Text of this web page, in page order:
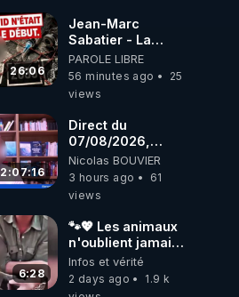
Haies
26:06
Jean-Marc
Sabatier - La
Covid-19 n'a été
que le début -
L'ARN messager
PAROLE LIBRE
56 minutes ago
25
views
2:07:16
Direct du
07/08/2026,
présenté par
Nicolas BOUVIER
Nicolas BOUVIER
3 hours ago
61
views
6:28
🐾💖 Les animaux
n'oublient jamais
ceux qu'ils
aiment… 🥹❤️
Infos et vérité
2 days ago
1.9 k